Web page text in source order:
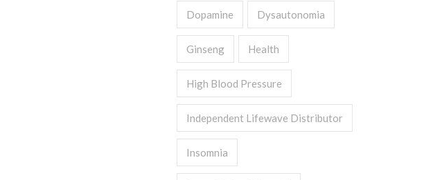
Dopamine Dysautonomia
Ginseng Health
High Blood Pressure
Independent Lifewave Distributor
Insomnia